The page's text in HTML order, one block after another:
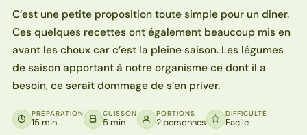
C’est une petite proposition toute simple pour un diner.
Ces quelques recettes ont également beaucoup mis en
avant les choux car c’est la pleine saison. Les légumes
de saison apportant à notre organisme ce dont il a
besoin, ce serait dommage de s’en priver.
PRÉPARATION
15 min
CUISSON
5 min
PORTIONS
2 personnes
DIFFICULTÉ
Facile